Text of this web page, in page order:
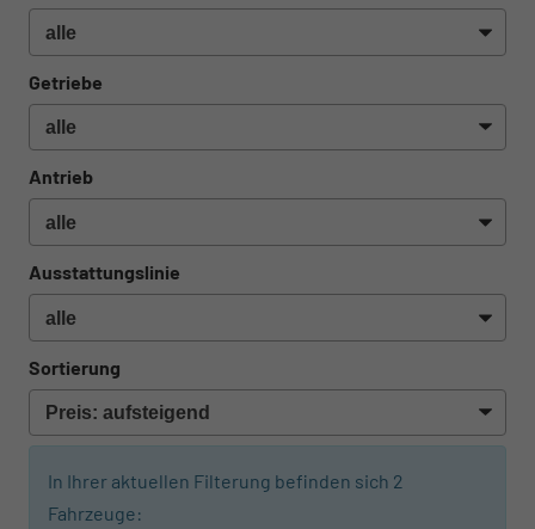
Getriebe
Antrieb
Ausstattungslinie
Sortierung
In Ihrer aktuellen Filterung befinden sich 2
Fahrzeuge: